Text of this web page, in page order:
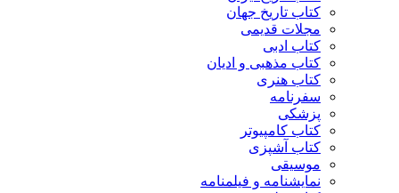
کتاب تاریخ جهان
مجلات قدیمی
کتاب ادبی
کتاب مذهبی و ادیان
کتاب هنری
سفرنامه
پزشکی
کتاب کامپیوتر
کتاب آشپزی
موسیقی
نمایشنامه و فیلمنامه